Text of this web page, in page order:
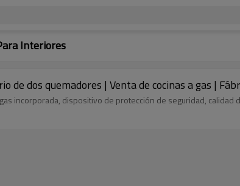
Interiores
de dos quemadores | Venta de cocinas a gas |
incorporada, dispositivo de protección de seguridad, calidad